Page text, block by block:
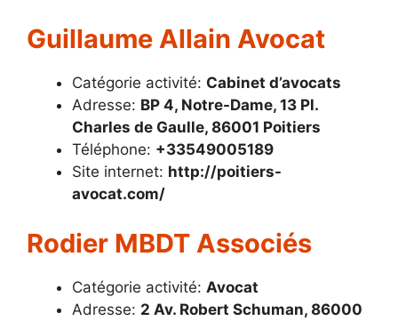
Guillaume Allain Avocat
Catégorie activité: Cabinet d’avocats
Adresse: BP 4, Notre-Dame, 13 Pl.
Charles de Gaulle, 86001 Poitiers
Téléphone: +33549005189
Site internet: http://poitiers-
avocat.com/
Rodier MBDT Associés
Catégorie activité: Avocat
Adresse: 2 Av. Robert Schuman, 86000